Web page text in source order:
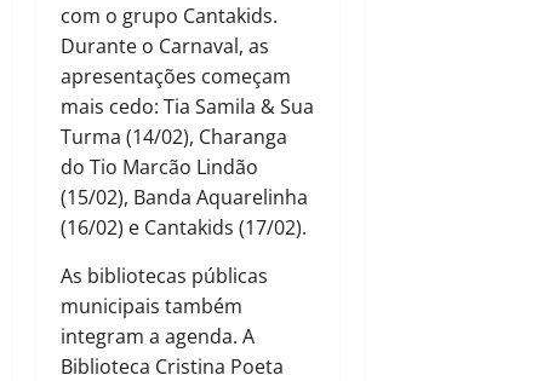
com o grupo Cantakids.
Durante o Carnaval, as
apresentações começam
mais cedo: Tia Samila & Sua
Turma (14/02), Charanga
do Tio Marcão Lindão
(15/02), Banda Aquarelinha
(16/02) e Cantakids (17/02).
As bibliotecas públicas
municipais também
integram a agenda. A
Biblioteca Cristina Poeta